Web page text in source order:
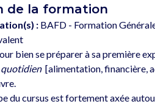
de la formation
: BAFD - Formation
bien se préparer à sa première
quotidien
[alimentation, financière,
du cursus est fortement axée